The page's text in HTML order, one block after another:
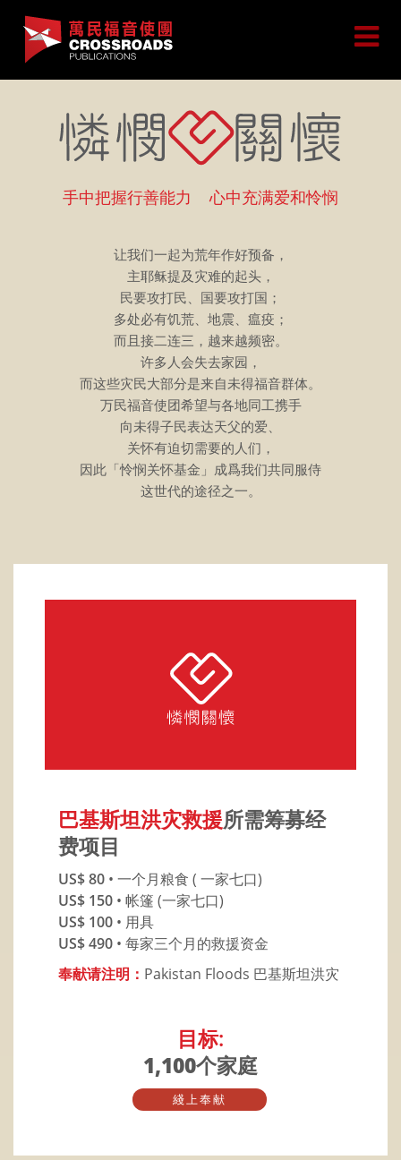
手中把握行善能力 心中充满爱和怜悯
让我们一起为荒年作好预备，
主耶稣提及灾难的起头，
民要攻打民、国要攻打国；
多处必有饥荒、地震、瘟疫；
而且接二连三，越来越频密。
许多人会失去家园，
而这些灾民大部分是来自未得福音群体。
万民福音使团希望与各地同工携手
向未得子民表达天父的爱、
关怀有迫切需要的人们，
因此「怜悯关怀基金」成爲我们共同服侍
这世代的途径之一。
巴基斯坦洪灾救援所需筹募经
费项目
US$ 80 • 一个月粮食 ( 一家七口)
US$ 150 • 帐篷 (一家七口)
US$ 100 • 用具
US$ 490 • 每家三个月的救援资金
奉献请注明： Pakistan Floods 巴基斯坦洪灾
目标:
1,100个家庭
綫上奉献